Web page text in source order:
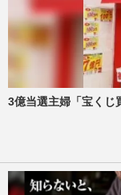
3億当選主婦「宝くじ